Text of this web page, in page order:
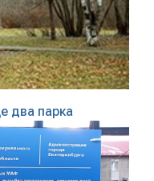
два парка